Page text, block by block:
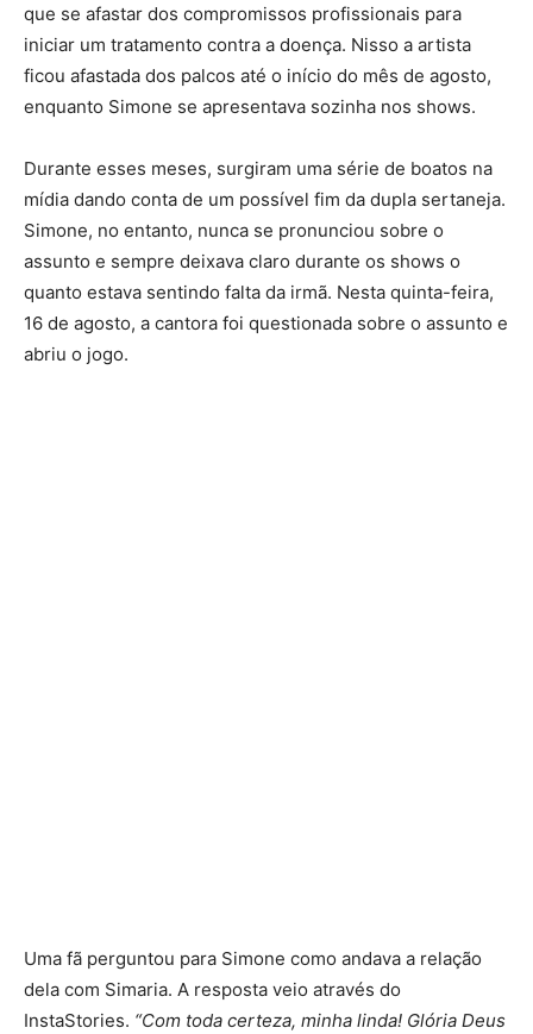
que se afastar dos compromissos profissionais para
iniciar um tratamento contra a doença. Nisso a artista
ficou afastada dos palcos até o início do mês de agosto,
enquanto Simone se apresentava sozinha nos shows.
Durante esses meses, surgiram uma série de boatos na
mídia dando conta de um possível fim da dupla sertaneja.
Simone, no entanto, nunca se pronunciou sobre o
assunto e sempre deixava claro durante os shows o
quanto estava sentindo falta da irmã. Nesta quinta-feira,
16 de agosto, a cantora foi questionada sobre o assunto e
abriu o jogo.
Uma fã perguntou para Simone como andava a relação
dela com Simaria. A resposta veio através do
InstaStories. “Com toda certeza, minha linda! Glória Deus